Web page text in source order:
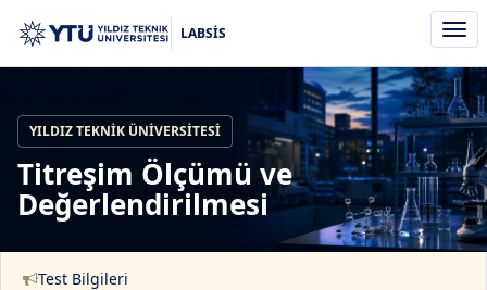
aç/
LABSİS
YILDIZ TEKNIK ÜNIVERSITESI
Titreşim Ölçümü ve
Değerlendirilmesi
Test Bilgileri